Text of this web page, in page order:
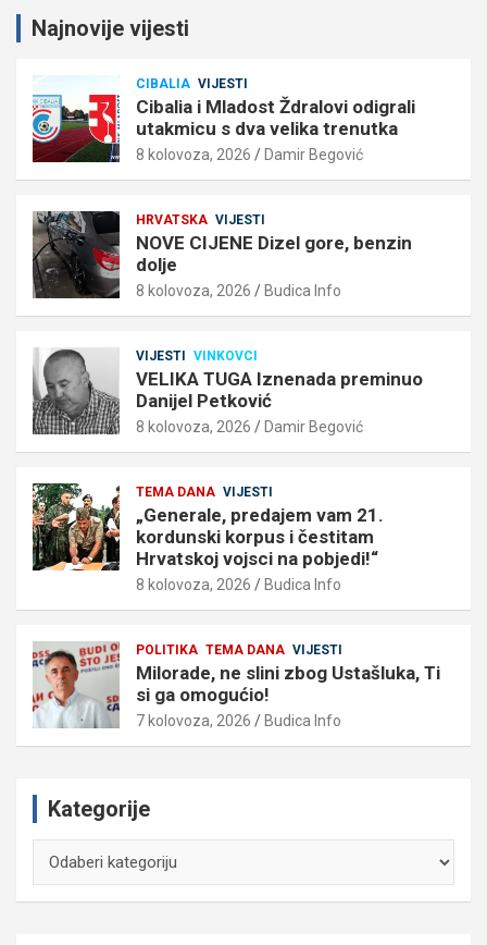
Najnovije vijesti
CIBALIA VIJESTI
Cibalia i Mladost Ždralovi odigrali
utakmicu s dva velika trenutka
8 kolovoza, 2026 Damir Begović
HRVATSKA VIJESTI
NOVE CIJENE Dizel gore, benzin
dolje
8 kolovoza, 2026 Budica Info
VIJESTI VINKOVCI
VELIKA TUGA Iznenada preminuo
Danijel Petković
8 kolovoza, 2026 Damir Begović
TEMA DANA VIJESTI
„Generale, predajem vam 21.
kordunski korpus i čestitam
Hrvatskoj vojsci na pobjedi!“
8 kolovoza, 2026 Budica Info
POLITIKA TEMA DANA VIJESTI
Milorade, ne slini zbog Ustašluka, Ti
si ga omogućio!
7 kolovoza, 2026 Budica Info
Kategorije